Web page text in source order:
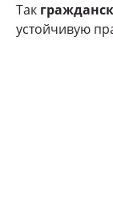
Так
устойчивую